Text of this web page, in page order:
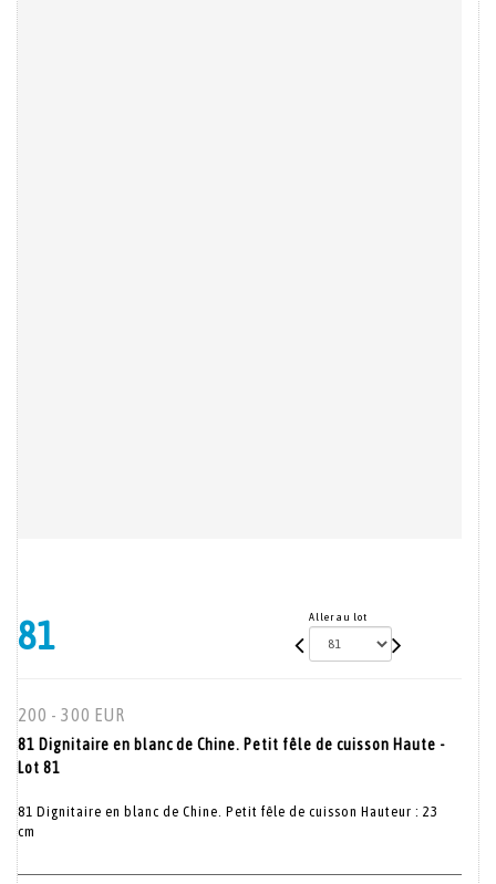
81 Aller au lot
200 - 300 EUR
81 Dignitaire en blanc de Chine. Petit fêle de cuisson Haute -
Lot 81
81 Dignitaire en blanc de Chine. Petit fêle de cuisson Hauteur : 23
cm